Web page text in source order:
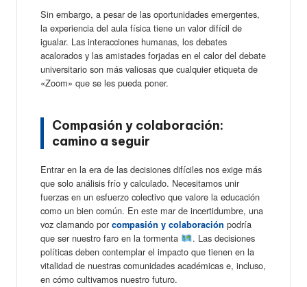
Sin embargo, a pesar de las oportunidades emergentes,
la experiencia del aula física tiene un valor difícil de
igualar. Las interacciones humanas, los debates
acalorados y las amistades forjadas en el calor del debate
universitario son más valiosas que cualquier etiqueta de
«Zoom» que se les pueda poner.
Compasión y colaboración:
camino a seguir
Entrar en la era de las decisiones difíciles nos exige más
que solo análisis frío y calculado. Necesitamos unir
fuerzas en un esfuerzo colectivo que valore la educación
como un bien común. En este mar de incertidumbre, una
voz clamando por compasión y colaboración podría
que ser nuestro faro en la tormenta
. Las decisiones
políticas deben contemplar el impacto que tienen en la
vitalidad de nuestras comunidades académicas e, incluso,
en cómo cultivamos nuestro futuro.